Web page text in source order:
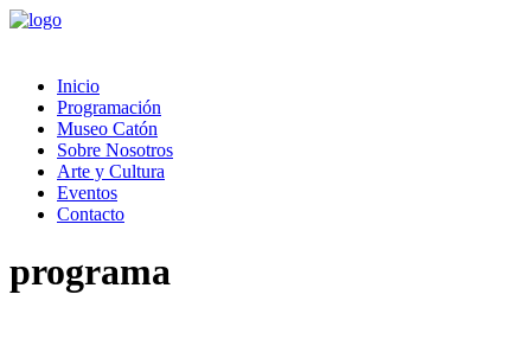
Inicio
Programación
Museo Catón
Sobre Nosotros
Arte y Cultura
Eventos
Contacto
programa